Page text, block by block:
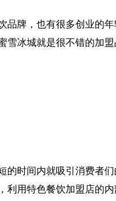
牌，也有很多创业的年
冰城就是很不错的加
时间内就吸引消费者们
用特色餐饮加盟店的